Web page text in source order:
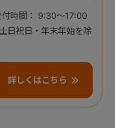
付時間： 9:30～17:00
日祝日・年末年始を除
詳しくはこちら